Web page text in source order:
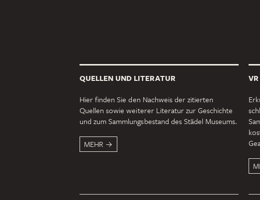
QUELLEN UND LITERATUR
Hier finden Sie den Nachweis der zitierten
Quellen sowie weiterer Literatur zur Geschichte
und zum Sammlungsbestand des Städel Museums.
MEHR